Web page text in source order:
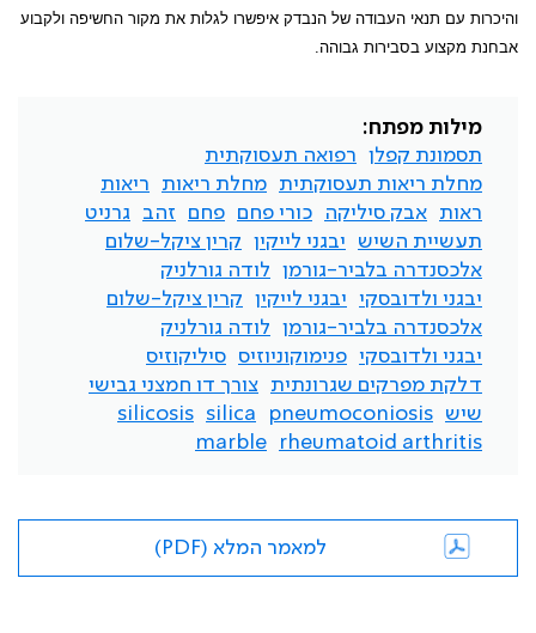
והיכרות עם תנאי העבודה של הנבדק איפשרו לגלות את מקור החשיפה ולקבוע
אבחנת מקצוע בסבירות גבוהה.
מילות מפתח:
תסמונת קפלן
רפואה תעסוקתית
מחלת ריאות תעסוקתית
מחלת ריאות
ריאות
ראות
אבק סיליקה כורי פחם פחם זהב
גרניט
תעשיית השיש
יבגני לייקין
קרין ציקל-שלום
אלכסנדרה בלביר-גורמן
לודה גורלניק
יבגני ולדובסקי
יבגני לייקין
קרין ציקל-שלום
אלכסנדרה בלביר-גורמן
לודה גורלניק
יבגני ולדובסקי פנימוקוניוזיס
סיליקוזיס
דלקת מפרקים שגרונתית
צורך דו חמצני גבישי
שיש
pneumoconiosis
silica
silicosis
rheumatoid arthritis
marble
למאמר המלא (PDF)